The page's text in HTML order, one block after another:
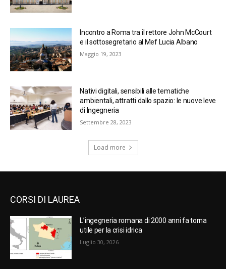
Incontro a Roma tra il rettore John McCourt
e il sottosegretario al Mef Lucia Albano
Maggio 19, 2023
Nativi digitali, sensibili alle tematiche
ambientali, attratti dallo spazio: le nuove leve
di Ingegneria
Settembre 28, 2023
Load more
CORSI DI LAUREA
L’ingegneria romana di 2000 anni fa torna
utile per la crisi idrica
Luglio 30, 2026